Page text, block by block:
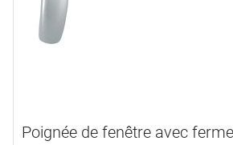
Poignée de fenêtre avec